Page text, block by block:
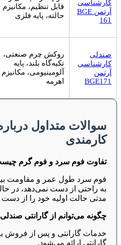
کارشناسی
آرتمن BGE
161
قابل تنظیم، مکانیزم
حالته، پایه فلزی
صندلی
کارشناسی
آرتمن
BGE171
روکش چرم صنعتی،
تکیه‌گاه بلند، پایه
آلومینیومی، مکانیزم
اهرمه
سوالات متداول
کارمندی
تفاوت فوم سرد و فوم گرم
فوم سرد طول عمر و مقاومت
به راحتی از دست نمی‌دهد، در
مدتی حالت اولیه خود را از
چگونه می‌توانم از گارانتی
خدمات گارانتی و پس از فروش با
گارانتی ارائه می‌شود.